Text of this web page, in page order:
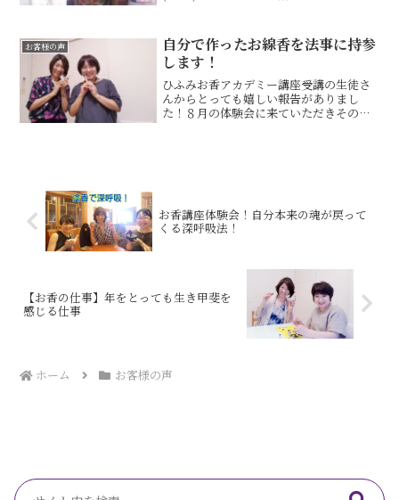
右お香づくり体験から一ヶ月あまり、本
格的にレッスンを受け...
お客様の声
自分で作ったお線香を法事に持参
します！
ひふみお香アカデミー講座受講の生徒さ
んからとっても嬉しい報告がありまし
た！８月の体験会に来ていただきその
お香講座体験会！自分本来の魂が戻って
くる深呼吸法！
【お香の仕事】年をとっても生き甲斐を
感じる仕事
ホーム お客様の声